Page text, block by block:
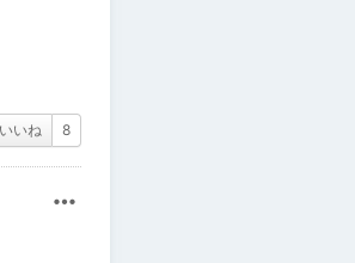
いいね 8